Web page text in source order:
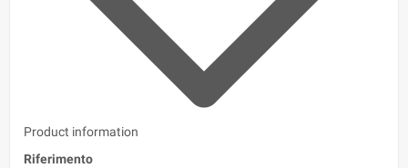
Product information
Riferimento